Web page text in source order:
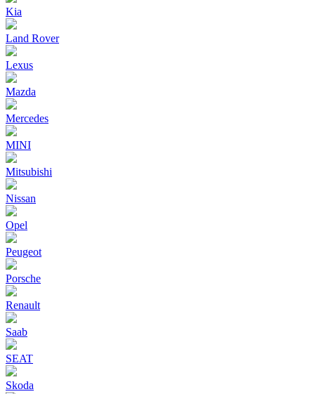
Kia
Land Rover
Lexus
Mazda
Mercedes
MINI
Mitsubishi
Nissan
Opel
Peugeot
Porsche
Renault
Saab
SEAT
Skoda